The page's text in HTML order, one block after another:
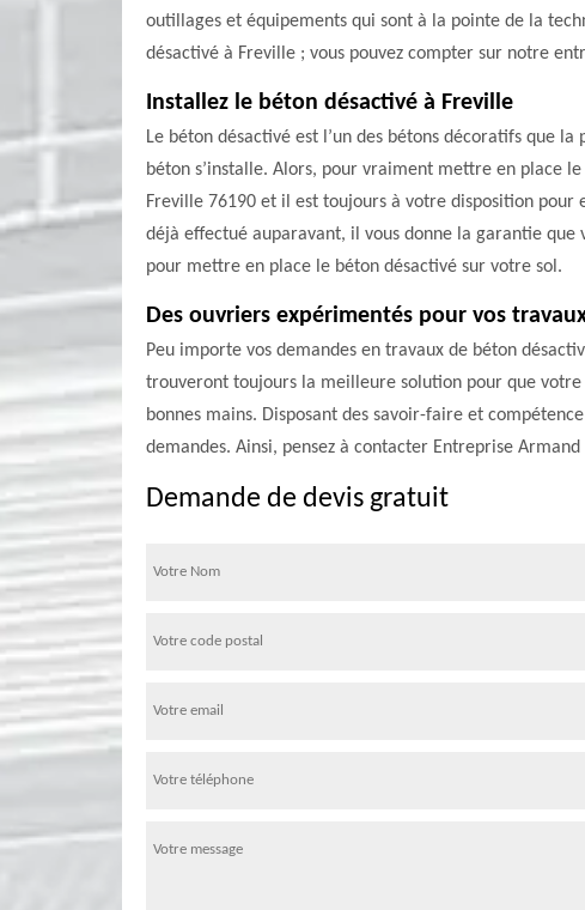
outillages et équipements qui sont à la pointe de la
désactivé à Freville ; vous pouvez compter sur notre
Installez le béton désactivé à Freville
Le béton désactivé est l’un des bétons décoratifs que
béton s’installe. Alors, pour vraiment mettre en place
Freville 76190 et il est toujours à votre disposition pour
déjà effectué auparavant, il vous donne la garantie que
pour mettre en place le béton désactivé sur votre sol.
Des ouvriers expérimentés pour vos
Peu importe vos demandes en travaux de béton
trouveront toujours la meilleure solution pour que
bonnes mains. Disposant des savoir-faire et
demandes. Ainsi, pensez à contacter Entreprise
Demande de devis gratuit